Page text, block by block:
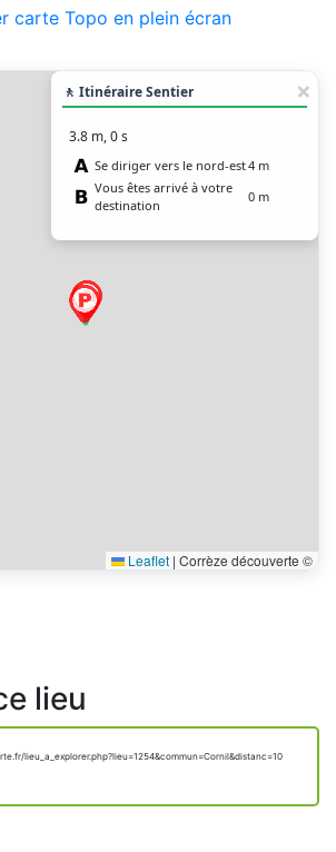
carte Topo en plein écran
🚶 Itinéraire Sentier
3.8 m, 0 s
Se diriger vers le nord-est4 m
Vous êtes arrivé à votre
destination
0 m
Leaflet | Corrèze découverte ©
lieu
lieu_a_explorer.php?lieu=1254&commun=Cornil&distanc=10